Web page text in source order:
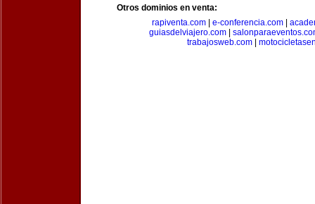
Otros dominios en venta:
rapiventa.com| e-conferencia.com|
guiasdelviajero.com|
trabajosweb.com